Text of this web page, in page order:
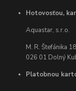
Hotovosťou,
Aquastar, s.r.o.
M. R. Štefánika
026 01 Dolný
Platobnou